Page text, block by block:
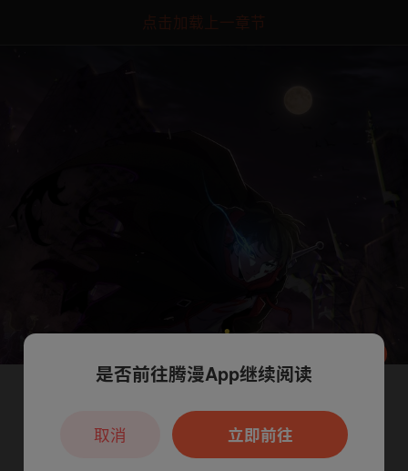
点击加载上一章节
腾漫App免费看
本章节仅支持App阅读，可打开App新用
户7天免费看
是否前往腾漫App继续阅读
立即前往
取消